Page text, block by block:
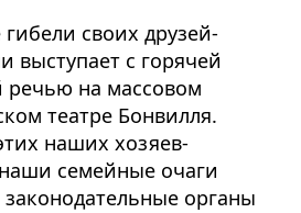
своих друзей-
выступает с горячей
речью на массовом
театре Бонвилля.
наших хозяев-
семейные очаги
органы